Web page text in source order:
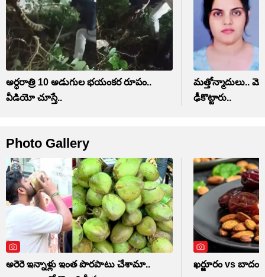
అర్ధరాత్రి 10 అడుగుల భయంకర రూపం..
వీడియో చూస్తే..
మత్తోన్మాదులు..
ఢీకొట్టారు..
Photo Gallery
అరెరె ఇన్నాళ్లు ఇంత పొరపాటు చేశామా..
ఖర్జూరం vs